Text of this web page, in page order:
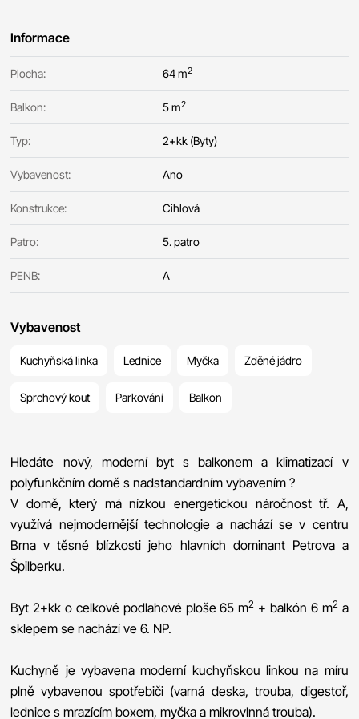
Informace
Plocha: 64 m2
Balkon: 5 m2
Typ: 2+kk (Byty)
Vybavenost: Ano
Konstrukce: Cihlová
Patro: 5. patro
PENB: A
Vybavenost
Kuchyňská linka Lednice Myčka Zděné jádro
Sprchový kout Parkování Balkon
Hledáte nový, moderní byt s balkonem a klimatizací v
polyfunkčním domě s nadstandardním vybavením ?
V domě, který má nízkou energetickou náročnost tř. A,
využívá nejmodernější technologie a nachází se v centru
Brna v těsné blízkosti jeho hlavních dominant Petrova a
Špilberku.
Byt 2+kk o celkové podlahové ploše 65 m2 + balkón 6 m2a
sklepem se nachází ve 6. NP.
Kuchyně je vybavena moderní kuchyňskou linkou na míru
plně vybavenou spotřebiči (varná deska, trouba, digestoř,
lednice s mrazícím boxem, myčka a mikrovlnná trouba).